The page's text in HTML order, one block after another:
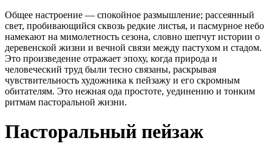
Общее настроение — спокойное размышление; рассеянный
свет, пробивающийся сквозь редкие листья, и пасмурное небо
намекают на мимолетность сезона, словно шепчут истории о
деревенской жизни и вечной связи между пастухом и стадом.
Это произведение отражает эпоху, когда природа и
человеческий труд были тесно связаны, раскрывая
чувствительность художника к пейзажу и его скромным
обитателям. Это нежная ода простоте, уединению и тонким
ритмам пасторальной жизни.
Пасторальный пейзаж